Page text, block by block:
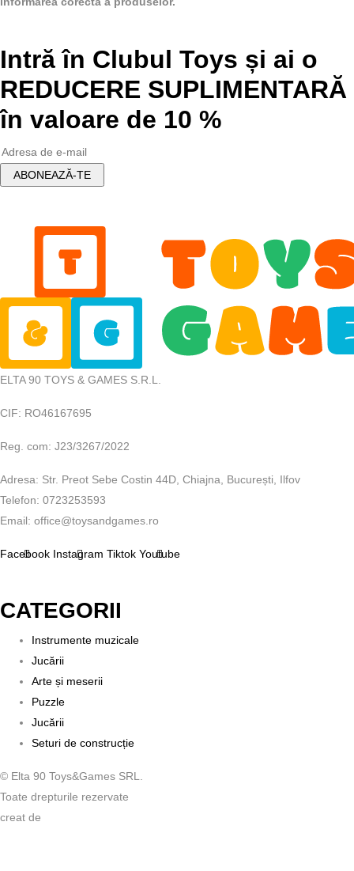
Intră în Clubul Toys și ai o
REDUCERE SUPLIMENTARĂ
în valoare de 10 %
ELTA 90 TOYS & GAMES S.R.L.
CIF: RO46167695
Reg. com: J23/3267/2022
Adresa: Str. Preot Sebe Costin 44D, Chiajna, București, Ilfov
Telefon: 0723253593
Email: office@toysandgames.ro
Facebook Instagram Tiktok Youtube
CATEGORII
Instrumente muzicale
Jucării
Arte și meserii
Puzzle
Jucării
Seturi de construcție
© Elta 90 Toys&Games SRL.
Toate drepturile rezervate
creat de